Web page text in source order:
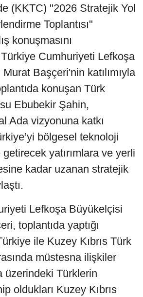
(KKTC) "2026 Stratejik Yol
Toplantısı"
konuşmasını
Cumhuriyeti Lefkoşa
Başçeri'nin katılımıyla
konuşan Türk
Ebubekir Şahin,
Ada vizyonuna katkı
bölgesel teknoloji
yatırımlara ve yerli
kadar uzanan stratejik
Lefkoşa Büyükelçisi
toplantıda yaptığı
ile Kuzey Kıbrıs Türk
müstesna ilişkiler
üzerindeki Türklerin
oldukları Kuzey Kıbrıs